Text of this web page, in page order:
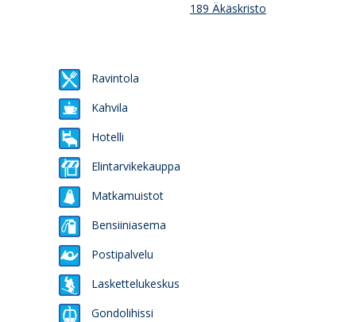
189 Äkäskristo
Ravintola
Kahvila
Hotelli
Elintarvikekauppa
Matkamuistot
Bensiiniasema
Postipalvelu
Laskettelukeskus
Gondolihissi